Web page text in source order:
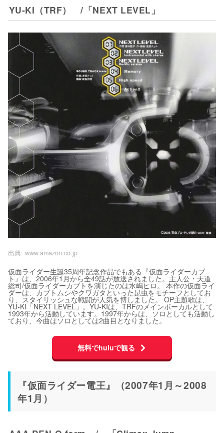
YU-KI（TRF） /「NEXT LEVEL」
出典: www.amazon.co.jp
仮面ライダー生誕35周年記念作品でもある『仮面ライダーカブ
ト』は、2006年1月から全49話が放送されました。主人公・天道
総司/仮面ライダーカブトを演じたのは水嶋ヒロ。 本作の仮面ライ
ダーは、カブトムシやクワガタといった昆虫をモチーフとしてお
り、スタイリッシュな戦闘が人気を博しました。 OP主題歌は、
YU-KI「NEXT LEVEL」。YU-KIは、TRFのメインボーカルとして
1993年から活動しています。1997年からは、ソロとしても活動し
ており、今曲はソロとしては2曲目となりました。
無料でhuluで観る
『仮面ライダー電王』（2007年1月～2008
年1月）